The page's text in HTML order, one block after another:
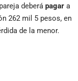
deberá pagar a
262 mil 5 pesos, en
de la menor.